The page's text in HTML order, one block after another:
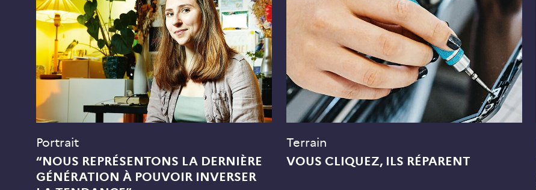
Portrait
“NOUS REPRÉSENTONS LA DERNIÈRE
GÉNÉRATION À POUVOIR INVERSER
Terrain
VOUS CLIQUEZ, ILS RÉPARENT